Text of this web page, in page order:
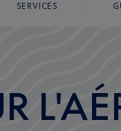
SERVICES